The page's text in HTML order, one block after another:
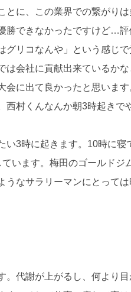
に、この業界での繋がり
勝できなかったですけど…
グリコなんや」という感じ
は会社に貢献出来ているか
会に出て良かったと思いま
西村くんなんか朝3時起きで
3時に起きます。10時に寝
います。梅田のゴールドジ
うなサラリーマンにとって
代謝が上がるし、何より目